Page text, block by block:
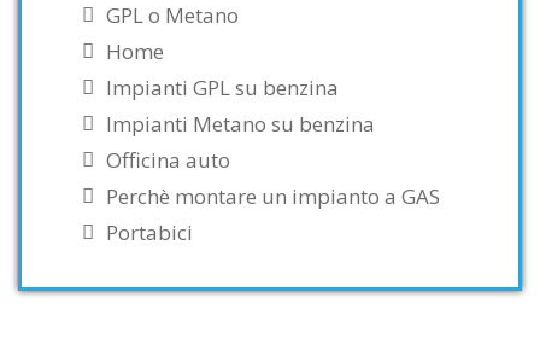
GPL o Metano
Home
Impianti GPL su benzina
Impianti Metano su benzina
Officina auto
Perchè montare un impianto a GAS
Portabici